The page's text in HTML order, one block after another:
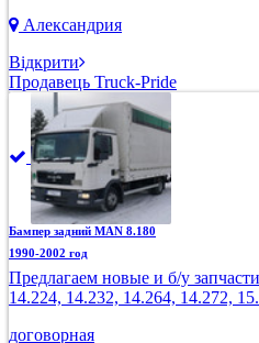
Александрия
Відкрити
Продавець Truck-Pride
Бампер задний MAN 8.180
1990-2002 год
Предлагаем новые и б/у
14.224, 14.232, 14.264, 14.272,
договорная